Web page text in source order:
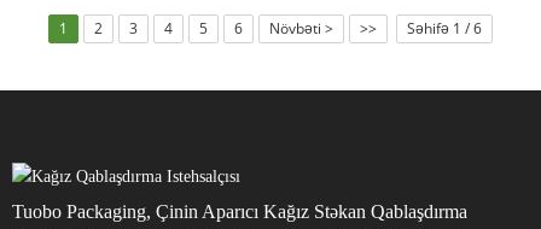
1 2 3 4 5 6 Növbəti > >> Səhifə 1 / 6
Tuobo Packaging, Çinin Aparıcı Kağız Stəkan Qablaşdırma